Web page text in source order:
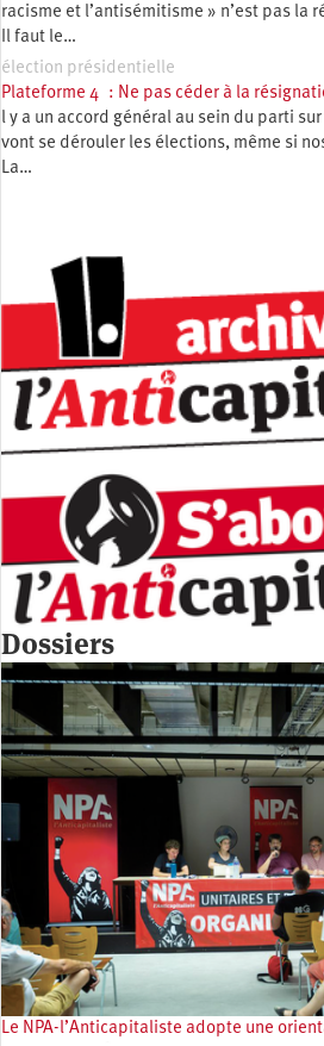
racisme et l’antisémitisme » n’est pas la
Il faut le…
élection présidentielle
Plateforme 4 : Ne pas céder à la
l y a un accord général au sein du parti
vont se dérouler les élections, même si
La…
Dossiers
Le NPA-l’Anticapitaliste adopte une